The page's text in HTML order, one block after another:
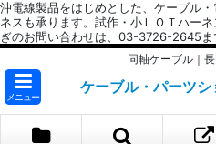
沖電線製品をはじめとした、ケーブル
ネスも承ります。試作・小ＬＯＴハー
ぎのお問い合わせは、03-3726-2645ま
同軸ケーブル｜
メニュー
ケーブル・パーツ